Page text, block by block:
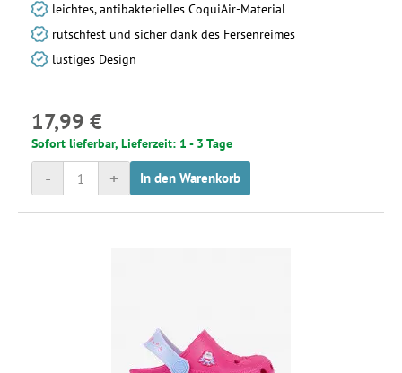
leichtes, antibakterielles CoquiAir-Material
rutschfest und sicher dank des Fersenreimes
lustiges Design
17,99 €
Sofort lieferbar, Lieferzeit: 1 - 3 Tage
+
- In den Warenkorb